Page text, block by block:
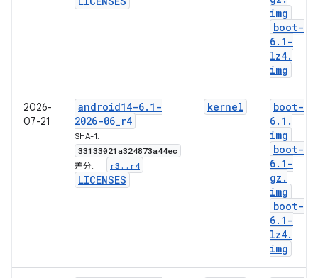
img
boot-
6. 1-
lz4.
img
2026-
07-21
android14-6. 1-
2026-06_r4
SHA-1:
33133021a324873a44ec
差分: r3 . . r4
LICENSES
kernel
boot-
6. 1 .
img
boot-
6. 1-
gz .
img
boot-
6. 1-
lz4.
img